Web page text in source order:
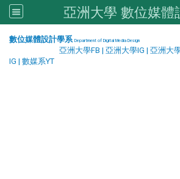
亞洲大學 數位媒體
數位媒體設計學系 Department of Digital Media Design
亞洲大學FB | 亞洲大學IG | 亞洲大
IG | 數媒系YT